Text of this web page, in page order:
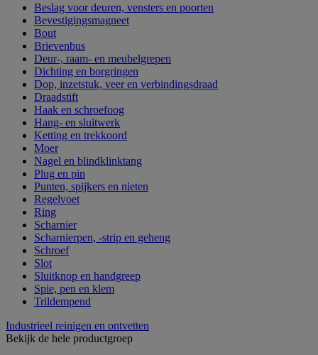
Beslag voor deuren, vensters en poorten
Bevestigingsmagneet
Bout
Brievenbus
Deur-, raam- en meubelgrepen
Dichting en borgringen
Dop, inzetstuk, veer en verbindingsdraad
Draadstift
Haak en schroefoog
Hang- en sluitwerk
Ketting en trekkoord
Moer
Nagel en blindklinktang
Plug en pin
Punten, spijkers en nieten
Regelvoet
Ring
Scharnier
Scharnierpen, -strip en geheng
Schroef
Slot
Sluitknop en handgreep
Spie, pen en klem
Trildempend
Industrieel reinigen en ontvetten
Bekijk de hele productgroep